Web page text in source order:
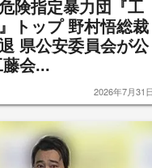
険指定暴力団『工
トップ 野村悟総裁
県公安委員会が公
会...
2026年7月31日